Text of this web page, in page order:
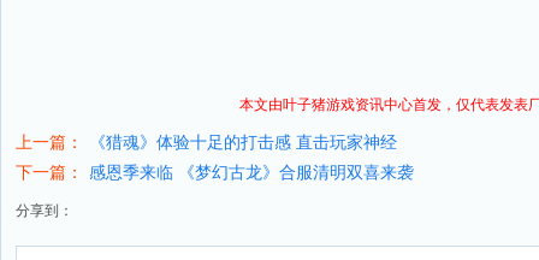
本文由叶子猪游戏资讯中心首发，仅代表发表
上一篇：
《猎魂》体验十足的打击感 直击玩家神经
下一篇：
感恩季来临 《梦幻古龙》合服清明双喜来袭
分享到：